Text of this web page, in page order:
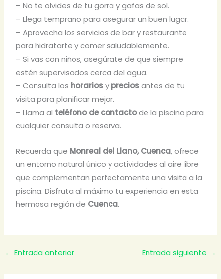
– No te olvides de tu gorra y gafas de sol.
– Llega temprano para asegurar un buen lugar.
– Aprovecha los servicios de bar y restaurante
para hidratarte y comer saludablemente.
– Si vas con niños, asegúrate de que siempre
estén supervisados cerca del agua.
– Consulta los horariosy preciosantes de tu
visita para planificar mejor.
– Llama al teléfono de contactode la piscina para
cualquier consulta o reserva.
Recuerda que Monreal del Llano, Cuenca, ofrece
un entorno natural único y actividades al aire libre
que complementan perfectamente una visita a la
piscina. Disfruta al máximo tu experiencia en esta
hermosa región de Cuenca.
← Entrada anterior Entrada siguiente →